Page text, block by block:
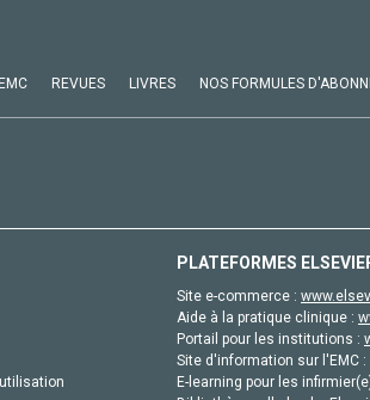
REVUES LIVRES NOS FORMULES
PLATEFORMES
Site e-commerce :
Aide à la pratique clinique :
Portail pour les institutions :
Site d'information sur l'EMC :
E-learning pour les